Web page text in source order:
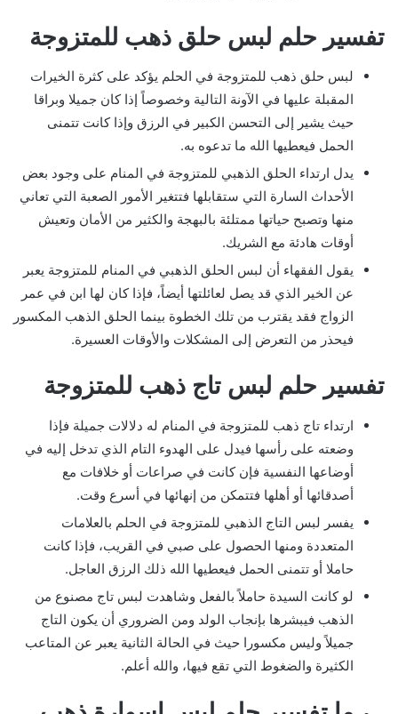
تفسير حلم لبس حلق ذهب للمتزوجة
لبس حلق ذهب للمتزوجة في الحلم يؤكد على كثرة الخيرات
المقبلة عليها في الآونة التالية وخصوصاً إذا كان جميلا وبراقا
حيث يشير إلى التحسن الكبير في الرزق وإذا كانت تتمنى
الحمل فيعطيها الله ما تدعوه به.
يدل ارتداء الحلق الذهبي للمتزوجة في المنام على وجود بعض
الأحداث السارة التي ستقابلها فتتغير الأمور الصعبة التي تعاني
منها وتصبح حياتها ممتلئة بالبهجة والكثير من الأمان وتعيش
أوقات هادئة مع الشريك.
يقول الفقهاء أن لبس الحلق الذهبي في المنام للمتزوجة يعبر
عن الخير الذي قد يصل لعائلتها أيضاً، فإذا كان لها ابن في عمر
الزواج فقد يقترب من تلك الخطوة بينما الحلق الذهب المكسور
فيحذر من التعرض إلى المشكلات والأوقات العسيرة.
تفسير حلم لبس تاج ذهب للمتزوجة
ارتداء تاج ذهب للمتزوجة في المنام له دلالات جميلة فإذا
وضعته على رأسها فيدل على الهدوء التام الذي تدخل إليه في
أوضاعها النفسية فإن كانت في صراعات أو خلافات مع
أصدقائها أو أهلها فتتمكن من إنهائها في أسرع وقت.
يفسر لبس التاج الذهبي للمتزوجة في الحلم بالعلامات
المتعددة ومنها الحصول على صبي في القريب، فإذا كانت
حاملا أو تتمنى الحمل فيعطيها الله ذلك الرزق العاجل.
لو كانت السيدة حاملاً بالفعل وشاهدت لبس تاج مصنوع من
الذهب فيبشرها بإنجاب الولد ومن الضروري أن يكون التاج
جميلاً وليس مكسورا حيث في الحالة الثانية يعبر عن المتاعب
الكثيرة والضغوط التي تقع فيها، والله أعلم.